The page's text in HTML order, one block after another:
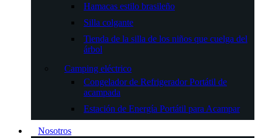
Hamacas estilo brasileño
Silla colgante
Tienda de la silla de los niños que cuelga del
árbol
Camping eléctrico
Congelador de Refrigerador Portátil de
acampada
Estación de Energía Portátil para Acampar
Nosotros